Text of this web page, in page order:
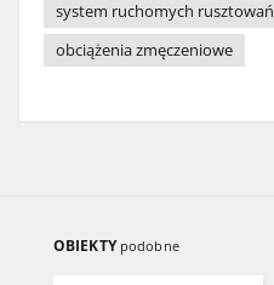
system ruchomych rusztowań
obciążenia zmęczeniowe
OBIEKTY podobne